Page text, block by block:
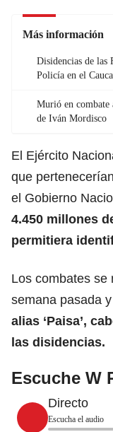
Más información
Disidencias de las
Policía en el Cauca
Murió en combate
de Iván Mordisco
El Ejército
que
el Gobierno
4.450 millones
permitiera
Los combates se
semana pasada y
alias ‘Paisa’,
las disidencias.
Escuche W
Directo
Escucha el audio